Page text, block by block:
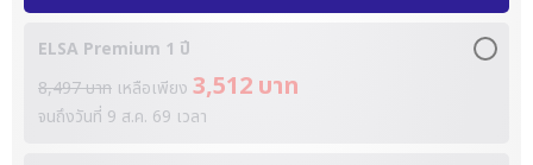
ELSA Premium 1 ปี
8,497 บาท เหลือเพียง 3,512 บาท
จนถึงวันที่ 9 ส.ค. 69 เวลา